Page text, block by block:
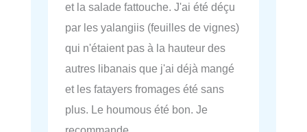
et la salade fattouche. J'ai été déçu
par les yalangiis (feuilles de vignes)
qui n'étaient pas à la hauteur des
autres libanais que j'ai déjà mangé
et les fatayers fromages été sans
plus. Le houmous été bon. Je